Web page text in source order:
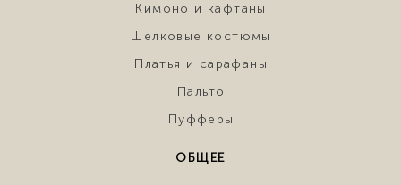
Кимоно и кафтаны
Шелковые костюмы
Платья и сарафаны
Пальто
Пуфферы
ОБЩЕЕ